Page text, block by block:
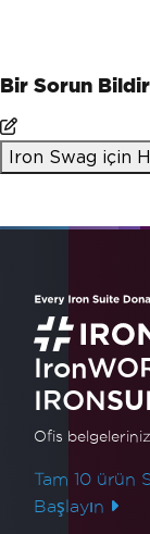
Bir Sorun Bildir
Iron Swag için
IRON
Ofis
Tam 10 ürün
Başlayın